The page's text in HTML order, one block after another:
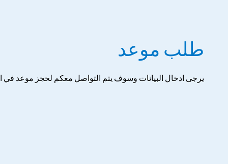
طلب موعد
يرجى ادخال البيانات وسوف يتم التواصل معكم لحجز موعد